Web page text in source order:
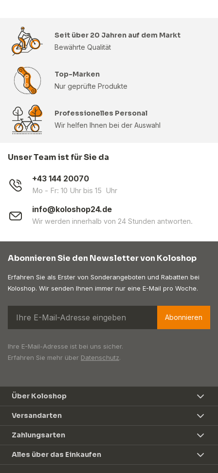
Seit über 20 Jahren auf dem Markt
Bewährte Qualität
Top-Marken
Nur geprüfte Produkte
Professionelles Personal
Wir helfen Ihnen bei der Auswahl
Unser Team ist für Sie da
+43 144 20070
Mo - Fr: 10 Uhr bis 15 Uhr
info@koloshop24.de
Wir werden innerhalb von 24 Stunden antworten.
Abonnieren Sie den Newsletter von Koloshop
Erfahren Sie als Erster von Sonderangeboten und Rabatten bei
Koloshop. Wir senden Ihnen immer nur eine E-Mail pro Woche.
Abonnieren
Ihre E-Mail-Adresse ist bei uns sicher.
Erfahren Sie mehr über Datenschutz.
Über Koloshop
Versandarten
Zahlungsarten
Alles über das Einkaufen